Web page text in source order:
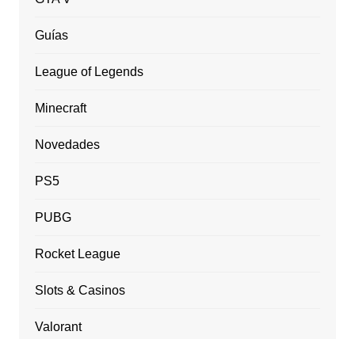
Guías
League of Legends
Minecraft
Novedades
PS5
PUBG
Rocket League
Slots & Casinos
Valorant